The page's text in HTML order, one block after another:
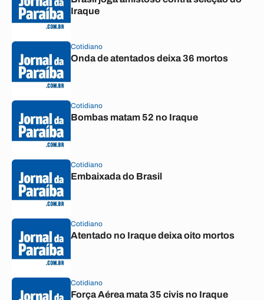
Iraque
Cotidiano
Onda de atentados deixa 36 mortos
Cotidiano
Bombas matam 52 no Iraque
Cotidiano
Embaixada do Brasil
Cotidiano
Atentado no Iraque deixa oito mortos
Cotidiano
Força Aérea mata 35 civis no Iraque